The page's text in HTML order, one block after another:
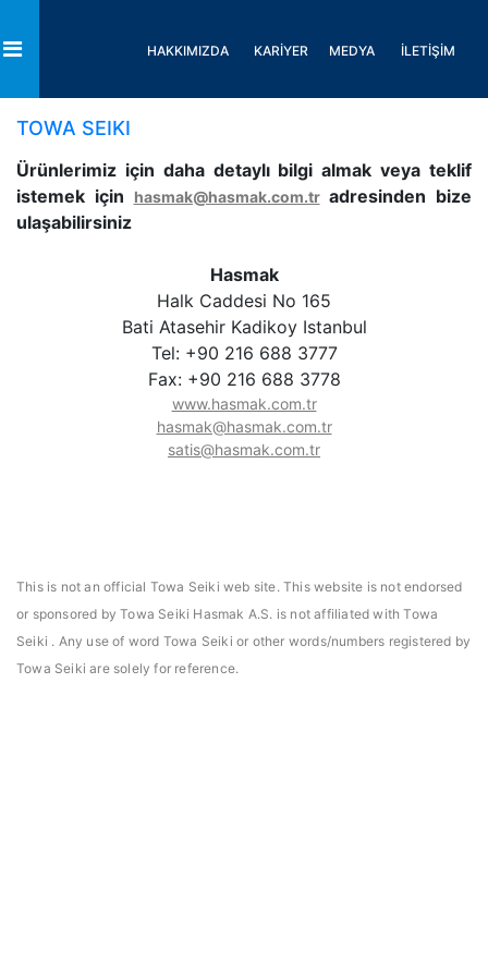
HAKKIMIZDA KARİYER MEDYA İLETİŞİM
TOWA SEIKI
Ürünlerimiz için daha detaylı bilgi almak veya teklif
istemek için
hasmak@hasmak.com.tradresinden bize
ulaşabilirsiniz
Hasmak
Halk Caddesi No 165
Bati Atasehir Kadikoy Istanbul
Tel: +90 216 688 3777
Fax: +90 216 688 3778
www.hasmak.com.tr
hasmak@hasmak.com.tr
satis@hasmak.com.tr
This is not an official Towa Seiki web site. This website is not endorsed
or sponsored by Towa Seiki Hasmak A.S. is not affiliated with Towa
Seiki . Any use of word Towa Seiki or other words/numbers registered by
Towa Seiki are solely for reference.
Toggle